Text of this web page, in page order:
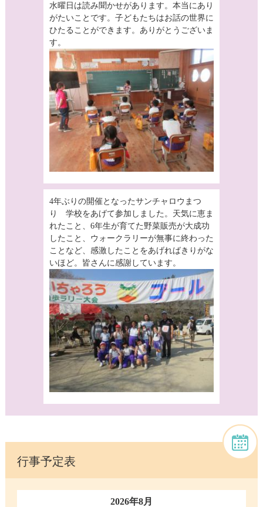
水曜日は読み聞かせがあります。本当にあり
がたいことです。子どもたちはお話の世界に
ひたることができます。ありがとうございま
す。
4年ぶりの開催となったサンチャロウまつ
り 学校をあげて参加しました。天気に恵ま
れたこと、6年生が育てた野菜販売が大成功
したこと、ウォークラリーが無事に終わった
ことなど、感激したことをあげればきりがな
いほど。皆さんに感謝しています。
行事予定表
2026年8月